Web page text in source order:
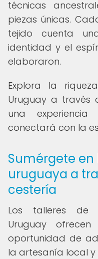
técnicas
piezas únicas.
tejido cuenta
identidad y el
elaboraron.
Explora la
Uruguay a través
una
conectará con la
Sumérgete
uruguaya a
cestería
Los talleres de
Uruguay
oportunidad de
la artesanía local